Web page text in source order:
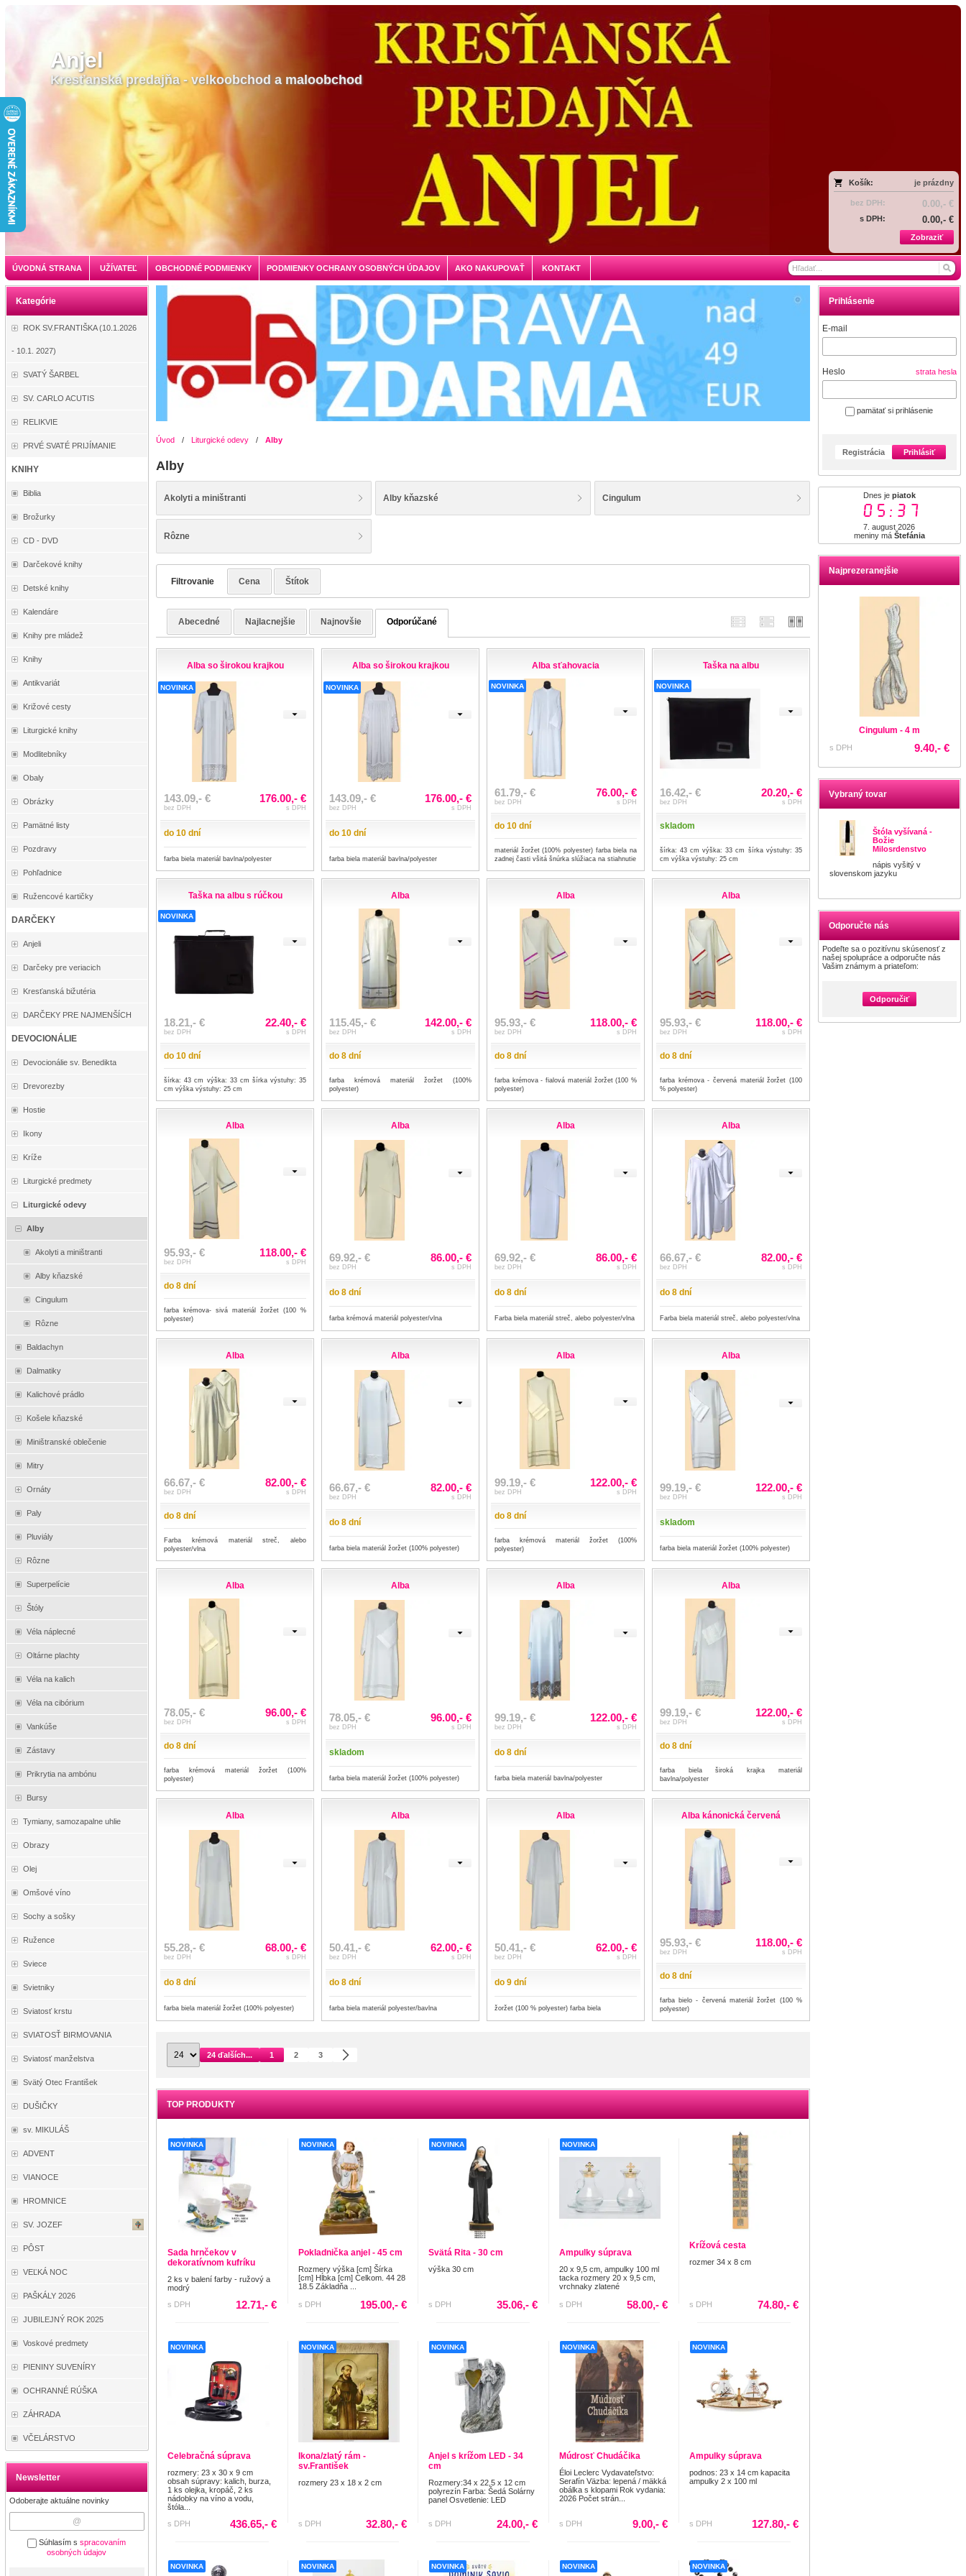
Košík: je prázdny
bez DPH: 0.00,- €
s DPH: 0.00,- €
Zobraziť
Anjel
Kresťanská predajňa - velkoobchod a maloobchod
ÚVODNÁ STRANA UŽÍVATEĽ OBCHODNÉ PODMIENKY PODMIENKY OCHRANY OSOBNÝCH ÚDAJOV AKO NAKUPOVAŤ KONTAKT
Kategórie
ROK SV.FRANTIŠKA (10.1.2026
- 10.1. 2027)
SVATÝ ŠARBEL
SV. CARLO ACUTIS
RELIKVIE
PRVÉ SVATÉ PRIJÍMANIE
KNIHY
Biblia
Brožurky
CD - DVD
Darčekové knihy
Detské knihy
Kalendáre
Knihy pre mládež
Knihy
Antikvariát
Križové cesty
Liturgické knihy
Modlitebníky
Obaly
Obrázky
Pamätné listy
Pozdravy
Pohľadnice
Ružencové kartičky
DARČEKY
Anjeli
Darčeky pre veriacich
Kresťanská bižutéria
DARČEKY PRE NAJMENŠÍCH
DEVOCIONÁLIE
Devocionálie sv. Benedikta
Drevorezby
Hostie
Ikony
Kríže
Liturgické predmety
Liturgické odevy
Alby
Akolyti a miništranti
Alby kňazské
Cingulum
Rôzne
Baldachyn
Dalmatiky
Kalichové prádlo
Košele kňazské
Miništranské oblečenie
Mitry
Ornáty
Paly
Pluviály
Rôzne
Superpelície
Štóly
Véla náplecné
Oltárne plachty
Véla na kalich
Véla na cibórium
Vankúše
Zástavy
Prikrytia na ambónu
Bursy
Tymiany, samozapalne uhlie
Obrazy
Olej
Omšové víno
Sochy a sošky
Ružence
Sviece
Svietniky
Sviatosť krstu
SVIATOSŤ BIRMOVANIA
Sviatosť manželstva
Svätý Otec František
DUŠIČKY
sv. MIKULÁŠ
ADVENT
VIANOCE
HROMNICE
SV. JOZEF
PÔST
VEĽKÁ NOC
PAŠKÁLY 2026
JUBILEJNÝ ROK 2025
Voskové predmety
PIENINY SUVENÍRY
OCHRANNÉ RÚŠKA
ZÁHRADA
VČELÁRSTVO
Newsletter
Odoberajte aktuálne novinky
Súhlasím sspracovaním
osobných údajov
Prihlásenie
E-mail
Heslo strata hesla
pamätať si prihlásenie
Registrácia Prihlásiť
Dnes je piatok
05:37
7. august 2026
meniny má Štefánia
Najprezeranejšie
Cingulum - 4 m
s DPH 9.40,- €
Vybraný tovar
Štóla vyšívaná -
Božie
Milosrdenstvo
nápis vyšitý v
slovenskom jazyku
Odporučte nás
Podeľte sa o pozitívnu skúsenosť z
našej spolupráce a odporučte nás
Vašim známym a priateľom:
Odporučiť
Úvod / Liturgické odevy / Alby
Alby
Akolyti a miništranti Alby kňazské Cingulum
Rôzne
Filtrovanie Cena Štítok
Abecedné Najlacnejšie Najnovšie Odporúčané
Alba so širokou krajkou
NOVINKA
143.09,- €
bez DPH
176.00,- €
s DPH
do 10 dní
farba biela materiál bavlna/polyester
Alba so širokou krajkou
NOVINKA
143.09,- €
bez DPH
176.00,- €
s DPH
do 10 dní
farba biela materiál bavlna/polyester
Alba sťahovacia
NOVINKA
61.79,- €
bez DPH
76.00,- €
s DPH
do 10 dní
materiál žoržet (100% polyester) farba biela na
zadnej časti všitá šnúrka slúžiaca na stiahnutie
Taška na albu
NOVINKA
16.42,- €
bez DPH
20.20,- €
s DPH
skladom
šírka: 43 cm výška: 33 cm šírka výstuhy: 35
cm výška výstuhy: 25 cm
Taška na albu s rúčkou
NOVINKA
18.21,- €
bez DPH
22.40,- €
s DPH
do 10 dní
šírka: 43 cm výška: 33 cm šírka výstuhy: 35
cm výška výstuhy: 25 cm
Alba
115.45,- €
bez DPH
142.00,- €
s DPH
do 8 dní
farba krémová materiál žoržet (100%
polyester)
Alba
95.93,- €
bez DPH
118.00,- €
s DPH
do 8 dní
farba krémova - fialová materiál žoržet (100 %
polyester)
Alba
95.93,- €
bez DPH
118.00,- €
s DPH
do 8 dní
farba krémova - červená materiál žoržet (100
% polyester)
Alba
95.93,- €
bez DPH
118.00,- €
s DPH
do 8 dní
farba krémova- sivá materiál žoržet (100 %
polyester)
Alba
69.92,- €
bez DPH
86.00,- €
s DPH
do 8 dní
farba krémová materiál polyester/vlna
Alba
69.92,- €
bez DPH
86.00,- €
s DPH
do 8 dní
Farba biela materiál streč, alebo polyester/vlna
Alba
66.67,- €
bez DPH
82.00,- €
s DPH
do 8 dní
Farba biela materiál streč, alebo polyester/vlna
Alba
66.67,- €
bez DPH
82.00,- €
s DPH
do 8 dní
Farba krémová materiál streč, alebo
polyester/vlna
Alba
66.67,- €
bez DPH
82.00,- €
s DPH
do 8 dní
farba biela materiál žoržet (100% polyester)
Alba
99.19,- €
bez DPH
122.00,- €
s DPH
do 8 dní
farba krémová materiál žoržet (100%
polyester)
Alba
99.19,- €
bez DPH
122.00,- €
s DPH
skladom
farba biela materiál žoržet (100% polyester)
Alba
78.05,- €
bez DPH
96.00,- €
s DPH
do 8 dní
farba krémová materiál žoržet (100%
polyester)
Alba
78.05,- €
bez DPH
96.00,- €
s DPH
skladom
farba biela materiál žoržet (100% polyester)
Alba
99.19,- €
bez DPH
122.00,- €
s DPH
do 8 dní
farba biela materiál bavlna/polyester
Alba
99.19,- €
bez DPH
122.00,- €
s DPH
do 8 dní
farba biela široká krajka materiál
bavlna/polyester
Alba
55.28,- €
bez DPH
68.00,- €
s DPH
do 8 dní
farba biela materiál žoržet (100% polyester)
Alba
50.41,- €
bez DPH
62.00,- €
s DPH
do 8 dní
farba biela materiál polyester/bavlna
Alba
50.41,- €
bez DPH
62.00,- €
s DPH
do 9 dní
žoržet (100 % polyester) farba biela
Alba kánonická červená
95.93,- €
bez DPH
118.00,- €
s DPH
do 8 dní
farba bielo - červená materiál žoržet (100 %
polyester)
24 ďalších... 1 2 3
TOP PRODUKTY
NOVINKA
Sada hrnčekov v
dekoratívnom kufríku
2 ks v balení farby - ružový a
modrý
s DPH
12.71,- €
NOVINKA
Pokladnička anjel - 45 cm
Rozmery výška [cm] Šírka
[cm] Hĺbka [cm] Celkom. 44 28
18.5 Základňa ...
s DPH 195.00,- €
NOVINKA
Svätá Rita - 30 cm
výška 30 cm
s DPH 35.06,- €
NOVINKA
Ampulky súprava
20 x 9,5 cm, ampulky 100 ml
tacka rozmery 20 x 9,5 cm,
vrchnaky zlatené
s DPH 58.00,- €
Krížová cesta
rozmer 34 x 8 cm
s DPH 74.80,- €
NOVINKA
Celebračná súprava
rozmery: 23 x 30 x 9 cm
obsah súpravy: kalich, burza,
1 ks olejka, kropáč, 2 ks
nádobky na víno a vodu,
štóla...
s DPH
436.65,- €
NOVINKA
Ikona/zlatý rám -
sv.František
rozmery 23 x 18 x 2 cm
s DPH 32.80,- €
NOVINKA
Anjel s krížom LED - 34
cm
Rozmery:34 x 22,5 x 12 cm
polyrezín Farba: Šedá Solárny
panel Osvetlenie: LED
s DPH 24.00,- €
NOVINKA
Múdrosť Chudáčika
Éloi Leclerc Vydavateľstvo:
Serafín Väzba: lepená / mäkká
obálka s klopami Rok vydania:
2026 Počet strán...
s DPH 9.00,- €
NOVINKA
Ampulky súprava
podnos: 23 x 14 cm kapacita
ampulky 2 x 100 ml
s DPH 127.80,- €
NOVINKA NOVINKA NOVINKA NOVINKA NOVINKA